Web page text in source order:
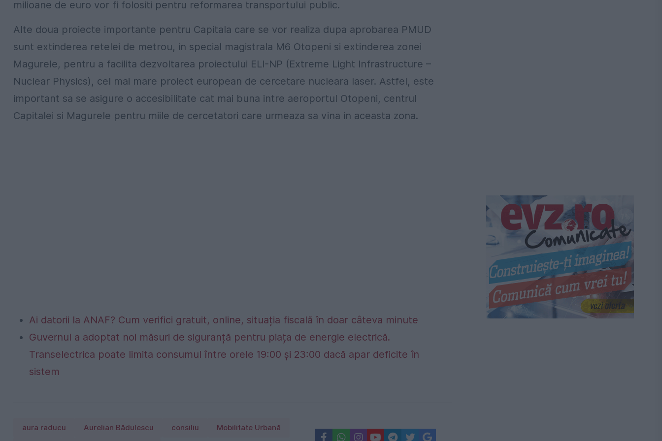
milioane de euro vor fi folositi pentru reformarea transportului public.
Alte doua proiecte importante pentru Capitala care se vor realiza dupa aprobarea PMUD
sunt extinderea retelei de metrou, in special magistrala M6 Otopeni si extinderea zonei
Magurele, pentru a facilita dezvoltarea proiectului ELI-NP (Extreme Light Infrastructure –
Nuclear Physics), cel mai mare proiect european de cercetare nucleara laser. Astfel, este
important sa se asigure o accesibilitate cat mai buna intre aeroportul Otopeni, centrul
Capitalei si Magurele pentru miile de cercetatori care urmeaza sa vina in aceasta zona.
Ai datorii la ANAF? Cum verifici gratuit, online, situația fiscală în doar câteva minute
Guvernul a adoptat noi măsuri de siguranță pentru piața de energie electrică.
Transelectrica poate limita consumul între orele 19:00 și 23:00 dacă apar deficite în
sistem
aura raducu Aurelian Bădulescu consiliu Mobilitate Urbană